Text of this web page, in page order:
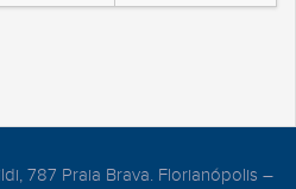
787 Praia Brava. Florianópolis –